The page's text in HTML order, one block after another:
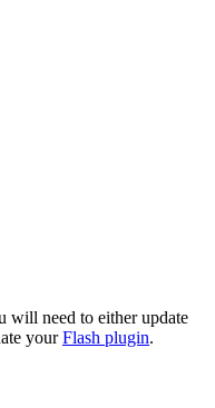
will need to either update
yourFlash plugin.